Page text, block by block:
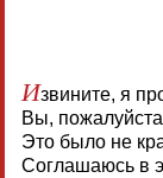
Извините, я
Вы,
Это было не
Соглашаюсь в